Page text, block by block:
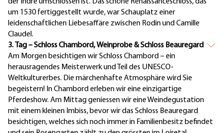
der Indre umschlossen ist. Das schöne Renaissanceschloss, das
um 1530 fertiggestellt wurde, war Schauplatz einer
leidenschaftlichen Liebesaffäre zwischen Rodin und Camille
Claudel.
3. Tag – Schloss Chambord, Weinprobe & Schloss Beauregard
Am Morgen besichtigen wir Schloss Chambord – ein
herausragendes Meisterwerk und Teil des UNESCO-
Weltkulturerbes. Die märchenhafte Atmosphäre wird Sie
begeistern! In Chambord erleben wir eine einzigartige
Pferdeshow. Am Mittag geniessen wir eine Weindegustation
mit einem kleinen Imbiss, bevor wir das Schloss Beauregard
besichtigen, welches sich noch immer in Familienbesitz befindet